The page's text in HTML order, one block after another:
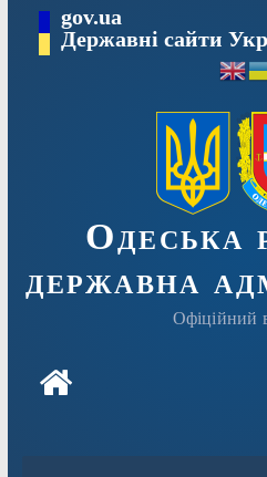
Перейтиgov.ua
Державні сайти
Одеська
державна
Офіційний